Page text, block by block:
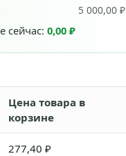
5 000,00 ₽
сейчас: 0,00 ₽
Цена товара в
корзине
277,40 ₽